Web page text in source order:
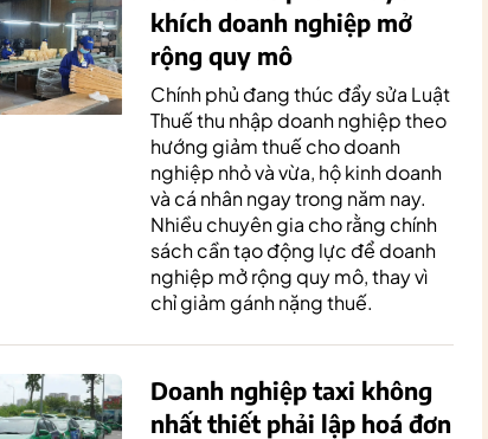
khích doanh nghiệp mở
rộng quy mô
Chính phủ đang thúc đẩy sửa Luật
Thuế thu nhập doanh nghiệp theo
hướng giảm thuế cho doanh
nghiệp nhỏ và vừa, hộ kinh doanh
và cá nhân ngay trong năm nay.
Nhiều chuyên gia cho rằng chính
sách cần tạo động lực để doanh
nghiệp mở rộng quy mô, thay vì
chỉ giảm gánh nặng thuế.
Doanh nghiệp taxi không
nhất thiết phải lập hoá đơn